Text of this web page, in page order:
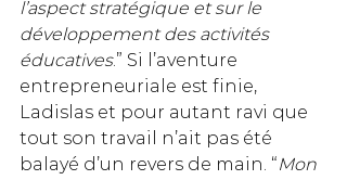
l’aspect stratégique et sur le
développement des activités
éducatives.” Si l’aventure
entrepreneuriale est finie,
Ladislas et pour autant ravi que
tout son travail n’ait pas été
balayé d’un revers de main. “Mon